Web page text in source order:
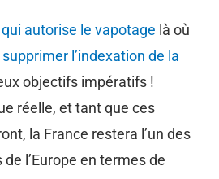
autorise le vapotage là où
supprimer l’indexation de la
objectifs impératifs !
réelle, et tant que ces
la France restera l’un des
l’Europe en termes de